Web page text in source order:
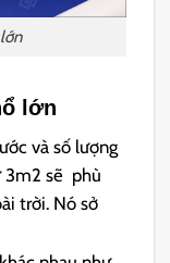
lớn
và số lượng
3m2 sẽ phù
trời. Nó sở